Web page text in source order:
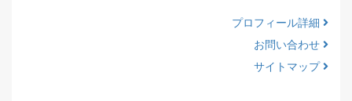
プロフィール詳細
お問い合わせ
サイトマップ